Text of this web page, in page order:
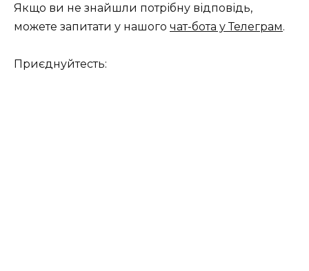
Якщо ви не знайшли потрібну відповідь,
можете запитати у нашого чат-бота у Телеграм.
Приєднуйтесть: